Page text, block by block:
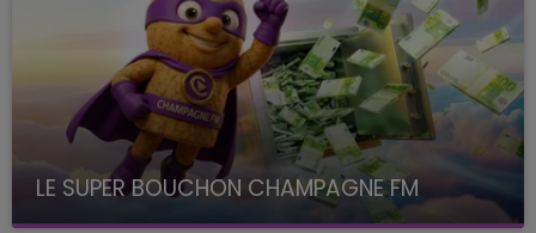
LE SUPER BOUCHON CHAMPAGNE FM
avec La Famille Champagne FM, à 8H10